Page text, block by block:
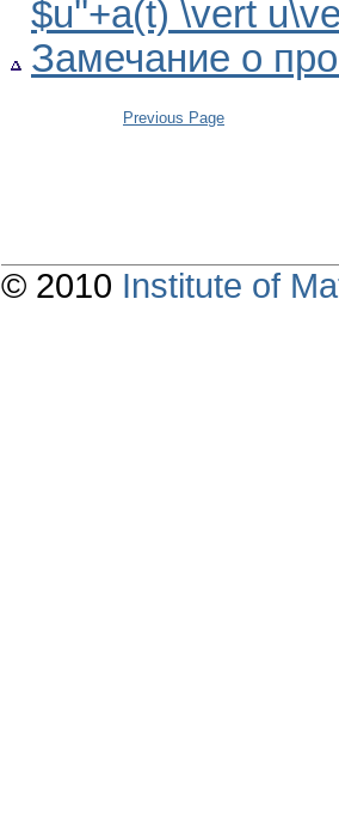
$u''+a(t) \vert
Замечание о
Previous Page
© 2010 Institute of